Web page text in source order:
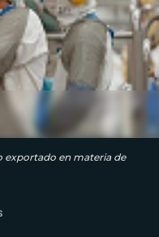
exportado en materia de